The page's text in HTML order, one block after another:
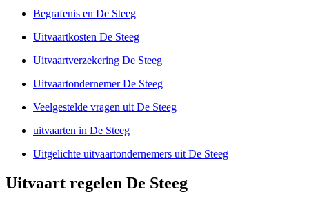
Begrafenis en De Steeg
Uitvaartkosten De Steeg
Uitvaartverzekering De Steeg
Uitvaartondernemer De Steeg
Veelgestelde vragen uit De Steeg
uitvaarten in De Steeg
Uitgelichte uitvaartondernemers uit De Steeg
Uitvaart regelen De Steeg